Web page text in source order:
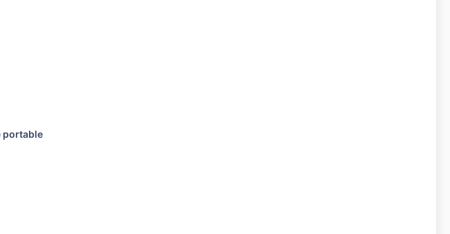
portable